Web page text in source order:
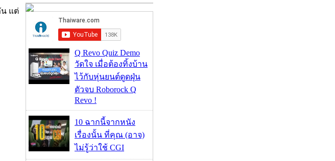
น แต่
Q Revo Quiz Demo
วัดใจ เมื่อต้องทิ้งบ้าน
ไว้กับหุ่นยนต์ดูดฝุ่น
ตัวจบ Roborock Q
Revo !
10 ฉากนี้จากหนัง
เรื่องนั้น ที่คุณ (อาจ)
ไม่รู้ว่าใช้ CGI